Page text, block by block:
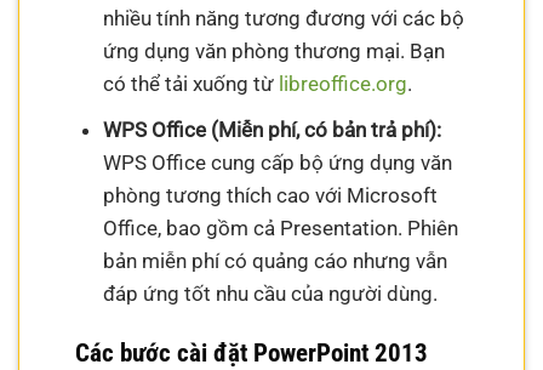
nhiều tính năng tương đương với các bộ
ứng dụng văn phòng thương mại. Bạn
có thể tải xuống từ libreoffice.org.
WPS Office (Miễn phí, có bản trả phí):
WPS Office cung cấp bộ ứng dụng văn
phòng tương thích cao với Microsoft
Office, bao gồm cả Presentation. Phiên
bản miễn phí có quảng cáo nhưng vẫn
đáp ứng tốt nhu cầu của người dùng.
Các bước cài đặt PowerPoint 2013